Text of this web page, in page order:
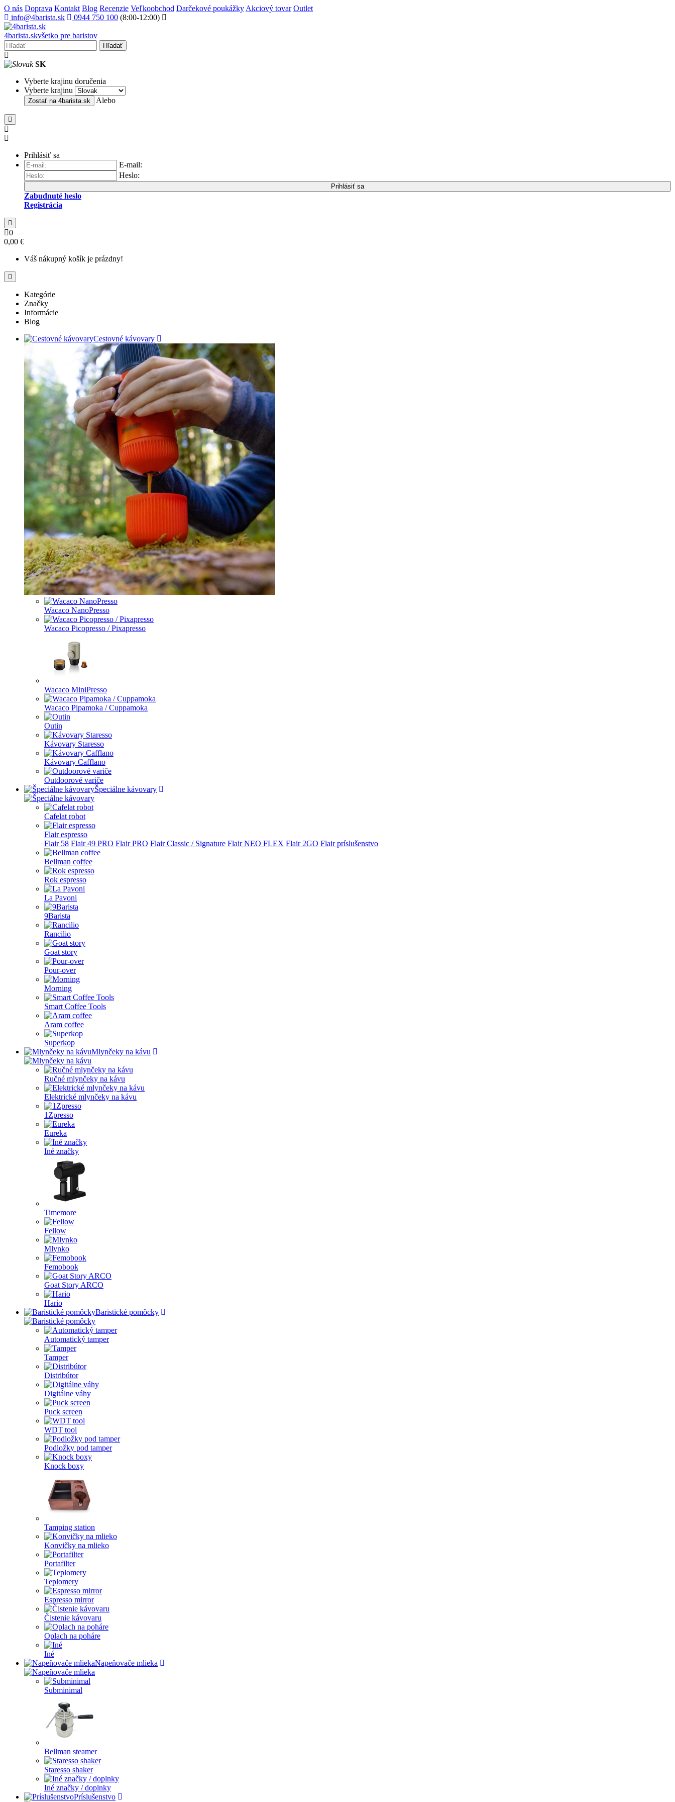
O nás Doprava Kontakt Blog Recenzie Veľkoobchod Darčekové poukážky Akciový tovar Outlet
info@4barista.sk
0944 750 100 (8:00-12:00)
4barista.skvšetko pre baristov
Hľadať
SK
Vyberte krajinu doručenia
Vyberte krajinu
Zostať na 4barista.sk Alebo
Prihlásiť sa
E-mail:
Heslo:
Prihlásiť sa
Zabudnuté heslo
Registrácia
0
0,00 €
Váš nákupný košík je prázdny!
Kategórie
Značky
Informácie
Blog
Cestovné kávovary
Wacaco NanoPresso
Wacaco Picopresso / Pixapresso
Wacaco MiniPresso
Wacaco Pipamoka / Cuppamoka
Outin
Kávovary Staresso
Kávovary Cafflano
Outdoorové variče
Špeciálne kávovary
Cafelat robot
Flair espresso
Flair 58 Flair 49 PRO Flair PRO Flair Classic / Signature Flair NEO FLEX Flair 2GO Flair príslušenstvo
Bellman coffee
Rok espresso
La Pavoni
9Barista
Rancilio
Goat story
Pour-over
Morning
Smart Coffee Tools
Aram coffee
Superkop
Mlynčeky na kávu
Ručné mlynčeky na kávu
Elektrické mlynčeky na kávu
1Zpresso
Eureka
Iné značky
Timemore
Fellow
Mlynko
Femobook
Goat Story ARCO
Hario
Baristické pomôcky
Automatický tamper
Tamper
Distribútor
Digitálne váhy
Puck screen
WDT tool
Podložky pod tamper
Knock boxy
Tamping station
Konvičky na mlieko
Portafilter
Teplomery
Espresso mirror
Čistenie kávovaru
Oplach na poháre
Iné
Napeňovače mlieka
Subminimal
Bellman steamer
Staresso shaker
Iné značky / doplnky
Príslušenstvo